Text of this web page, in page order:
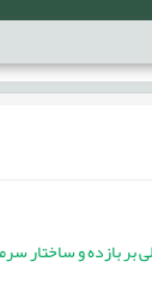
بر بازده و ساختار